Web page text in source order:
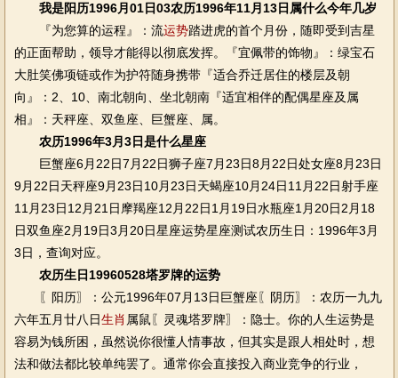
我是阳历1996月01日03农历1996年11月13日属什么今年几岁
『为您算的运程』：流运势踏进虎的首个月份，随即受到吉星
的正面帮助，领导才能得以彻底发挥。『宜佩带的饰物』：绿宝石
大肚笑佛项链或作为护符随身携带『适合乔迁居住的楼层及朝
向』：2、10、南北朝向、坐北朝南『适宜相伴的配偶星座及属
相』：天秤座、双鱼座、巨蟹座、属。
农历1996年3月3日是什么星座
巨蟹座6月22日7月22日狮子座7月23日8月22日处女座8月23日
9月22日天秤座9月23日10月23日天蝎座10月24日11月22日射手座
11月23日12月21日摩羯座12月22日1月19日水瓶座1月20日2月18
日双鱼座2月19日3月20日星座运势星座测试农历生日：1996年3月
3日，查询对应。
农历生日19960528塔罗牌的运势
〖阳历〗：公元1996年07月13日巨蟹座〖阴历〗：农历一九九
六年五月廿八日生肖 属鼠〖灵魂塔罗牌〗：隐士。你的人生运势是
容易为钱所困，虽然说你很懂人情事故，但其实是跟人相处时，想
法和做法都比较单纯罢了。通常你会直接投入商业竞争的行业，